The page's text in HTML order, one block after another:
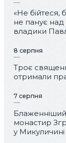
«Не бійтеся,
не панує
владики
8 серпня
Троє
отримали
7 серпня
Блаженніший
монастир
у Микуличині